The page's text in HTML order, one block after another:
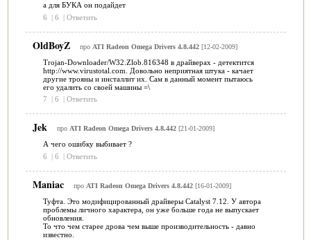
а для БУКА он подайдет
6
| 6 | Ответить
OldBoyZ про ATI Radeon Omega Drivers 4.8.442[12-02-2009]
Trojan-Downloader/W32.Zlob.816348 в драйверах - детектится
http://www.virustotal.com. Довольно неприятная штука - качает
другие трояны и инсталлит их. Сам в данный момент пытаюсь
его удалить со своей машины =\
7
| 6 | Ответить
Jek про ATI Radeon Omega Drivers 4.8.442[21-01-2009]
А чего ошибку выбивает ?
6
| 6 | Ответить
Maniac про ATI Radeon Omega Drivers 4.8.442[16-01-2009]
Туфта. Это модифицированный драйверы Catalyst 7.12. У автора
проблемы личного характера, он уже больше года не выпускает
обновления.
То что чем старее дрова чем выше производительность - давно
известно.